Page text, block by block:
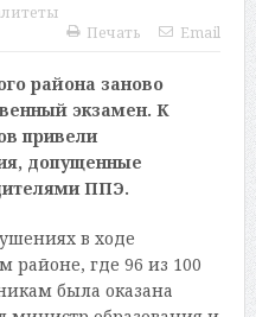
Печать
Email
района заново
экзамен. К
привели
допущенные
ППЭ.
в ходе
районе, где 96 из 100
была оказана